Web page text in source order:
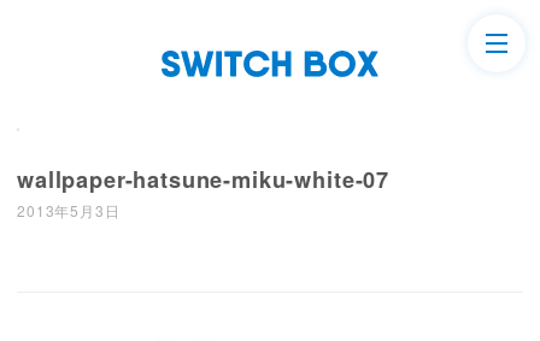
wallpaper-hatsune-miku-white-07
2013年5月3日